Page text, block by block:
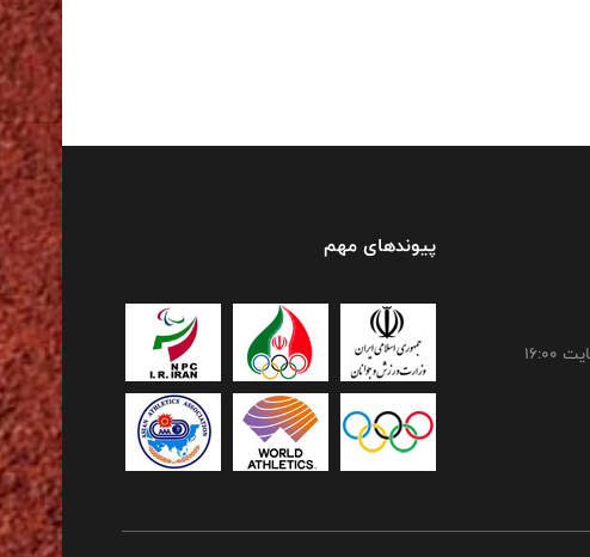
پیوندهای مهم